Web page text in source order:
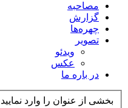
مصاحبه
گزارش
چهره‌ها
تصویر
ویدئو
عکس
در باره ما
بخشی از عنوان را وارد نمایید